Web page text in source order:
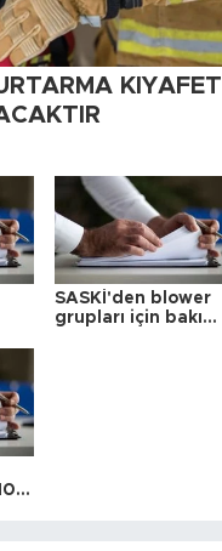
KIYAFETİ
SASKİ'den blower
grupları için bakım